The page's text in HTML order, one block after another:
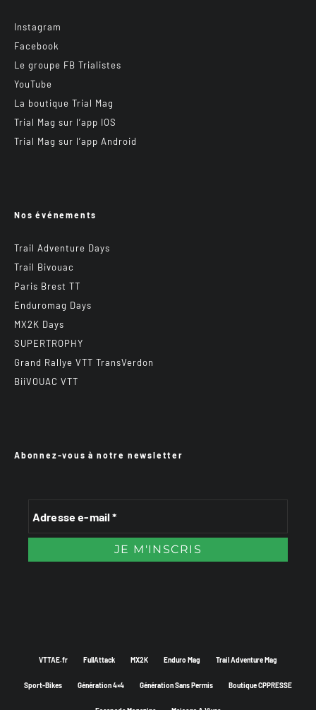
Instagram
Facebook
Le groupe FB Trialistes
YouTube
La boutique Trial Mag
Trial Mag sur l’app IOS
Trial Mag sur l’app Android
Nos événements
Trail Adventure Days
Trail Bivouac
Paris Brest TT
Enduromag Days
MX2K Days
SUPERTROPHY
Grand Rallye VTT TransVerdon
BiiVOUAC VTT
Abonnez-vous à notre newsletter
VTTAE.fr FullAttack MX2K Enduro Mag Trail Adventure Mag
Sport-Bikes Génération 4×4 Génération Sans Permis Boutique CPPRESSE